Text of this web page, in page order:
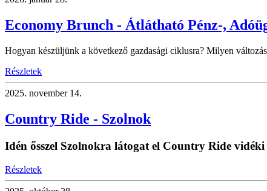
Economy Brunch - Átlátható Pénz-,
Hogyan készüljünk a következő gazdasági ciklusra? Milyen
Részletek
2025. november 14.
Country Ride - Szolnok
Idén ősszel Szolnokra látogat el Country Ride
Részletek